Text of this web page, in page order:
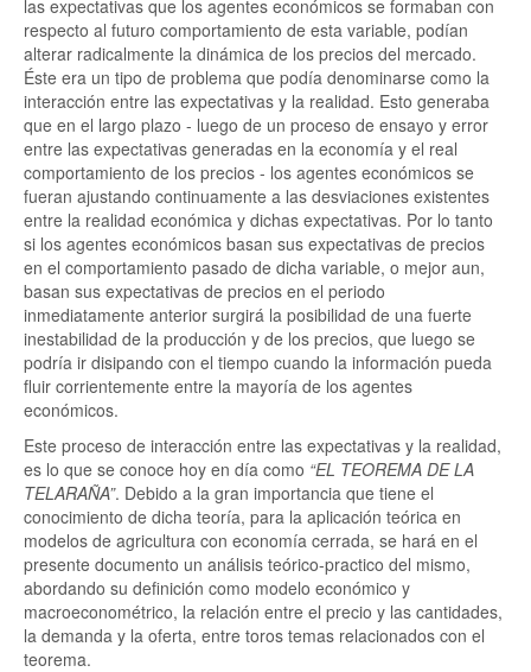
las expectativas que los agentes económicos se formaban con
respecto al futuro comportamiento de esta variable, podían
alterar radicalmente la dinámica de los precios del mercado.
Éste era un tipo de problema que podía denominarse como la
interacción entre las expectativas y la realidad. Esto generaba
que en el largo plazo - luego de un proceso de ensayo y error
entre las expectativas generadas en la economía y el real
comportamiento de los precios - los agentes económicos se
fueran ajustando continuamente a las desviaciones existentes
entre la realidad económica y dichas expectativas. Por lo tanto
si los agentes económicos basan sus expectativas de precios
en el comportamiento pasado de dicha variable, o mejor aun,
basan sus expectativas de precios en el periodo
inmediatamente anterior surgirá la posibilidad de una fuerte
inestabilidad de la producción y de los precios, que luego se
podría ir disipando con el tiempo cuando la información pueda
fluir corrientemente entre la mayoría de los agentes
económicos.
Este proceso de interacción entre las expectativas y la realidad,
es lo que se conoce hoy en día como “EL TEOREMA DE LA
TELARAÑA”. Debido a la gran importancia que tiene el
conocimiento de dicha teoría, para la aplicación teórica en
modelos de agricultura con economía cerrada, se hará en el
presente documento un análisis teórico-practico del mismo,
abordando su definición como modelo económico y
macroeconométrico, la relación entre el precio y las cantidades,
la demanda y la oferta, entre toros temas relacionados con el
teorema.